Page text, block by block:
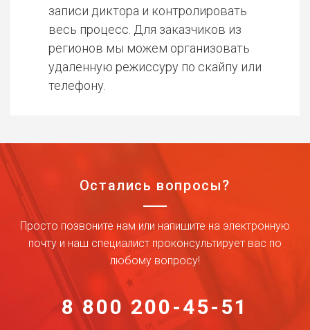
записи диктора и контролировать
весь процесс. Для заказчиков из
регионов мы можем организовать
удаленную режиссуру по скайпу или
телефону.
Остались вопросы?
Просто позвоните нам или напишите на электронную
почту и наш специалист проконсультирует вас по
любому вопросу!
8 800 200-45-51